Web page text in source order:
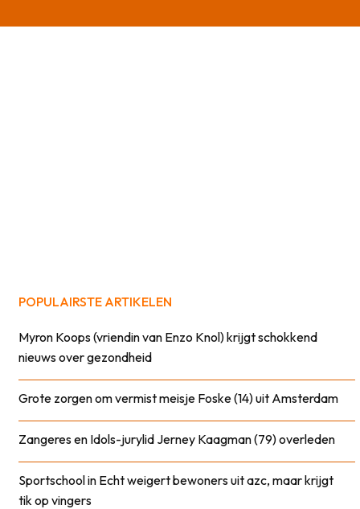
POPULAIRSTE ARTIKELEN
Myron Koops (vriendin van Enzo Knol) krijgt schokkend
nieuws over gezondheid
Grote zorgen om vermist meisje Foske (14) uit Amsterdam
Zangeres en Idols-jurylid Jerney Kaagman (79) overleden
Sportschool in Echt weigert bewoners uit azc, maar krijgt
tik op vingers